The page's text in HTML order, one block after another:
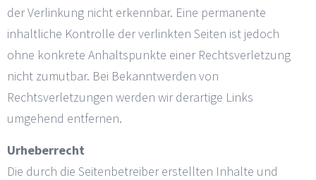
der Verlinkung nicht erkennbar. Eine permanente
inhaltliche Kontrolle der verlinkten Seiten ist jedoch
ohne konkrete Anhaltspunkte einer Rechtsverletzung
nicht zumutbar. Bei Bekanntwerden von
Rechtsverletzungen werden wir derartige Links
umgehend entfernen.
Urheberrecht
Die durch die Seitenbetreiber erstellten Inhalte und